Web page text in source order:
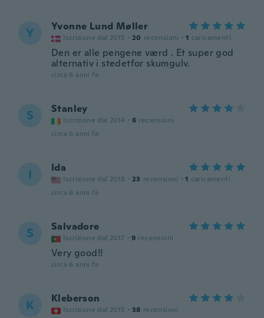
Y Yvonne Lund Møller
Iscrizione dal 2015 · 20 recensioni · 1 caricamenti
Den er alle pengene værd . Et super god
alternativ i stedetfor skumgulv.
circa 6 anni fa
S Stanley
Iscrizione dal 2014 · 6 recensioni
circa 6 anni fa
I Ida
Iscrizione dal 2018 · 23 recensioni · 1 caricamenti
circa 6 anni fa
S Salvadore
Iscrizione dal 2017 · 9 recensioni
Very good!!
circa 6 anni fa
K Kleberson
Iscrizione dal 2015 · 38 recensioni